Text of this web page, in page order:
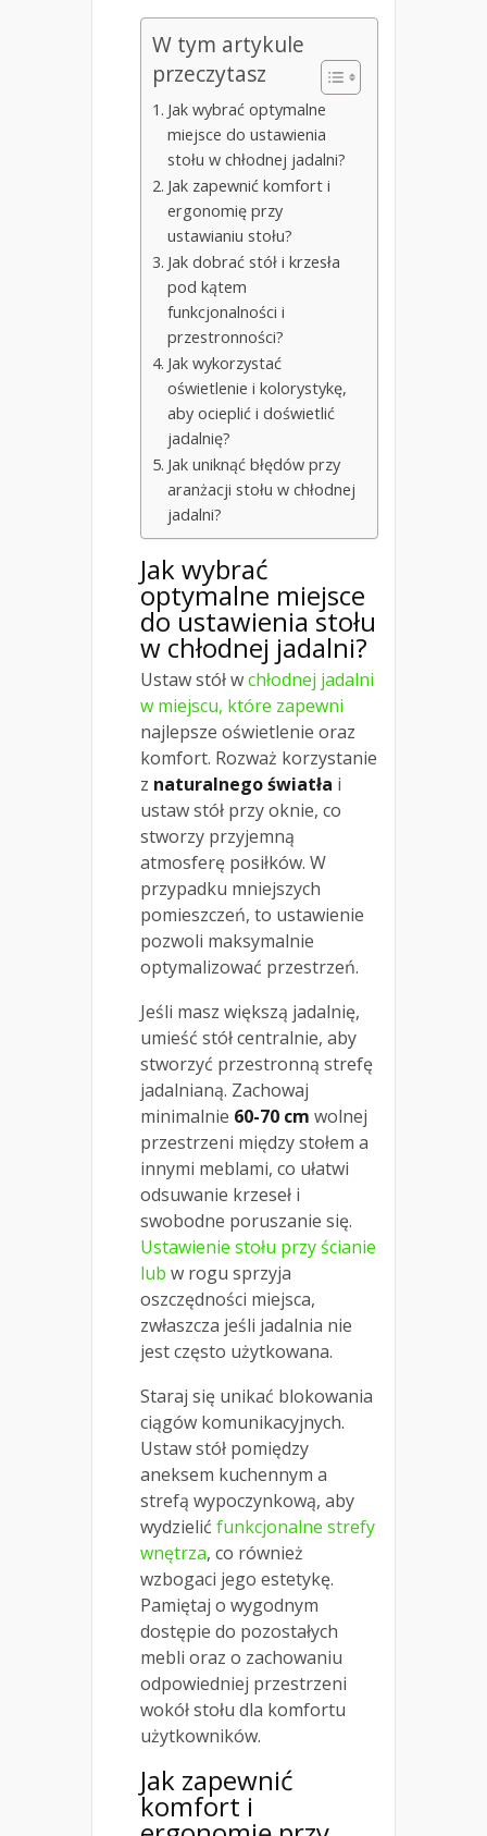
W tym artykule
przeczytasz
Jak wybrać optymalne
miejsce do ustawienia
stołu w chłodnej jadalni?
Jak zapewnić komfort i
ergonomię przy
ustawianiu stołu?
Jak dobrać stół i krzesła
pod kątem
funkcjonalności i
przestronności?
Jak wykorzystać
oświetlenie i kolorystykę,
aby ocieplić i doświetlić
jadalnię?
Jak uniknąć błędów przy
aranżacji stołu w chłodnej
jadalni?
Jak wybrać
optymalne miejsce
do ustawienia stołu
w chłodnej jadalni?
Ustaw stół wchłodnej jadalni
w miejscu, które zapewni
najlepsze oświetlenie oraz
komfort. Rozważ korzystanie
z naturalnego światła i
ustaw stół przy oknie, co
stworzy przyjemną
atmosferę posiłków. W
przypadku mniejszych
pomieszczeń, to ustawienie
pozwoli maksymalnie
optymalizować przestrzeń.
Jeśli masz większą jadalnię,
umieść stół centralnie, aby
stworzyć przestronną strefę
jadalnianą. Zachowaj
minimalnie 60-70 cm wolnej
przestrzeni między stołem a
innymi meblami, co ułatwi
odsuwanie krzeseł i
swobodne poruszanie się.
Ustawienie stołu przy ścianie
lub w rogu sprzyja
oszczędności miejsca,
zwłaszcza jeśli jadalnia nie
jest często użytkowana.
Staraj się unikać blokowania
ciągów komunikacyjnych.
Ustaw stół pomiędzy
aneksem kuchennym a
strefą wypoczynkową, aby
wydzielić funkcjonalne strefy
wnętrza, co również
wzbogaci jego estetykę.
Pamiętaj o wygodnym
dostępie do pozostałych
mebli oraz o zachowaniu
odpowiedniej przestrzeni
wokół stołu dla komfortu
użytkowników.
Jak zapewnić
komfort i